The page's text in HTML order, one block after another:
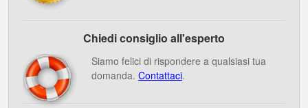
Chiedi consiglio all'esperto
Siamo felici di rispondere a qualsiasi tua
domanda. Contattaci.